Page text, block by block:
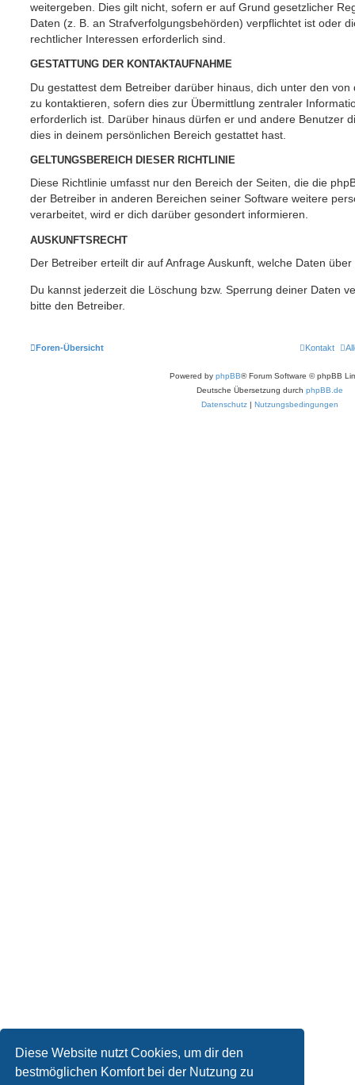
Diese Website nutzt Cookies, um dir den
bestmöglichen Komfort bei der Nutzung zu
weitergeben. Dies gilt nicht, sofern er auf Grund gesetzlicher
Daten (z. B. an Strafverfolgungsbehörden) verpflichtet ist oder
rechtlicher Interessen erforderlich sind.
GESTATTUNG DER KONTAKTAUFNAHME
Du gestattest dem Betreiber darüber hinaus, dich unter den
zu kontaktieren, sofern dies zur Übermittlung zentraler
erforderlich ist. Darüber hinaus dürfen er und andere Benutzer
dies in deinem persönlichen Bereich gestattet hast.
GELTUNGSBEREICH DIESER RICHTLINIE
Diese Richtlinie umfasst nur den Bereich der Seiten, die die
der Betreiber in anderen Bereichen seiner Software weitere
verarbeitet, wird er dich darüber gesondert informieren.
AUSKUNFTSRECHT
Der Betreiber erteilt dir auf Anfrage Auskunft, welche Daten
Du kannst jederzeit die Löschung bzw. Sperrung deiner Daten
bitte den Betreiber.
Foren-Übersicht Kontakt
Powered by phpBB® Forum Software © phpBB
Deutsche Übersetzung durch phpBB.de
Datenschutz | Nutzungsbedingungen